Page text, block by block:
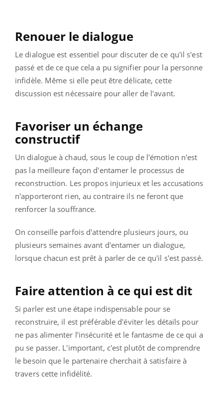
Renouer le dialogue
Le dialogue est essentiel pour discuter de ce qu'il s'est
passé et de ce que cela a pu signifier pour la personne
infidèle. Même si elle peut être délicate, cette
discussion est nécessaire pour aller de l'avant.
Favoriser un échange
constructif
Un dialogue à chaud, sous le coup de l'émotion n'est
pas la meilleure façon d'entamer le processus de
reconstruction. Les propos injurieux et les accusations
n'apporteront rien, au contraire ils ne feront que
renforcer la souffrance.
On conseille parfois d'attendre plusieurs jours, ou
plusieurs semaines avant d'entamer un dialogue,
lorsque chacun est prêt à parler de ce qu'il s'est passé.
Faire attention à ce qui est dit
Si parler est une étape indispensable pour se
reconstruire, il est préférable d'éviter les détails pour
ne pas alimenter l’insécurité et le fantasme de ce qui a
pu se passer. L'important, c'est plutôt de comprendre
le besoin que le partenaire cherchait à satisfaire à
travers cette infidélité.